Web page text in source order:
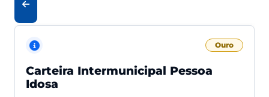
Ouro
Carteira Intermunicipal Pessoa
Idosa